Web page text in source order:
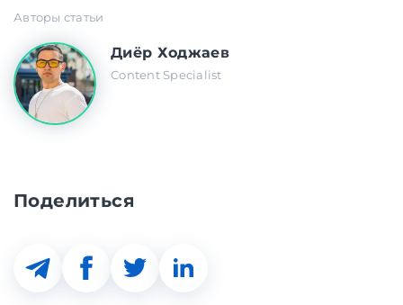
Авторы статьи
Диёр Ходжаев
Content Specialist
Поделиться